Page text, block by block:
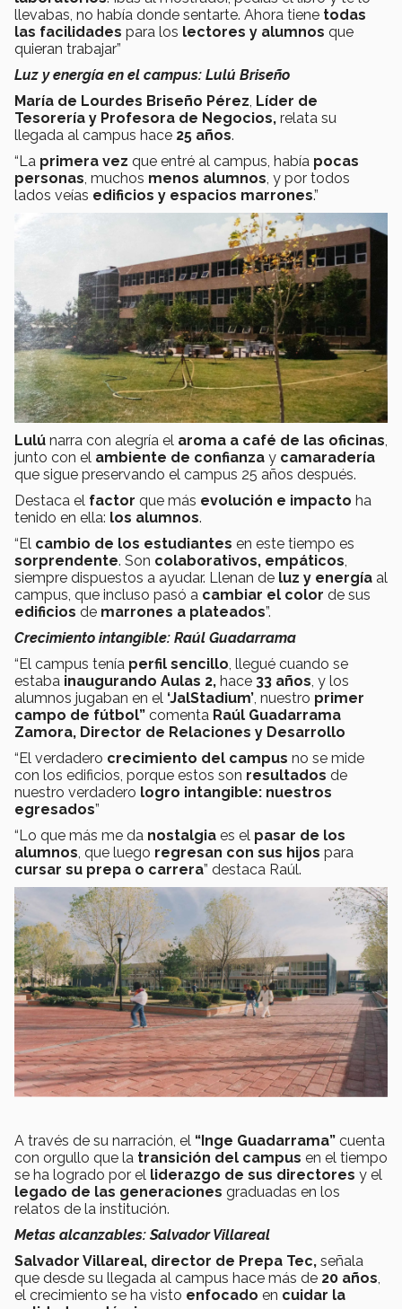
llevabas, no había donde sentarte. Ahora tiene todas
las facilidades para los lectores y alumnos que
quieran trabajar”
Luz y energía en el campus: Lulú Briseño
María de Lourdes Briseño Pérez Líder de
Tesorería y Profesora de Negocios, relata su
llegada al campus hace 25 años.
“La primera vez que entré al campus, había pocas
personas , muchos menos alumnos , y por todos
lados veías edificios y espacios marrones.”
Lulú narra con alegría el aroma a café de las oficinas
junto con el ambiente de confianza y camaradería
que sigue preservando el campus 25 años después.
Destaca el factor que más evolución e impacto ha
tenido en ella: los alumnos.
“El cambio de los estudiantes en este tiempo es
sorprendente. Son colaborativos, empáticos
siempre dispuestos a ayudar. Llenan de luz y energía al
campus, que incluso pasó a cambiar el color de sus
edificios de marrones a plateados”.
Crecimiento intangible: Raúl Guadarrama
“El campus tenía perfil sencillo , llegué cuando se
estaba inaugurando Aulas 2, hace 33 años , y los
alumnos jugaban en el ‘JalStadium’ , nuestro primer
campo de fútbol” comenta Raúl Guadarrama
Zamora, Director de Relaciones y Desarrollo
“El verdadero crecimiento del campus no se mide
con los edificios, porque estos son resultados de
nuestro verdadero logro intangible: nuestros
egresados”
“Lo que más me da nostalgia es el pasar de los
alumnos , que luego regresan con sus hijos para
cursar su prepa o carrera” destaca Raúl.
A través de su narración, el “Inge Guadarrama” cuenta
con orgullo que la transición del campus en el tiempo
se ha logrado por el liderazgo de sus directores y el
legado de las generaciones graduadas en los
relatos de la institución.
Metas alcanzables: Salvador Villareal
Salvador Villareal, director de Prepa Tec, señala
que desde su llegada al campus hace más de 20 años
el crecimiento se ha visto enfocado en cuidar la